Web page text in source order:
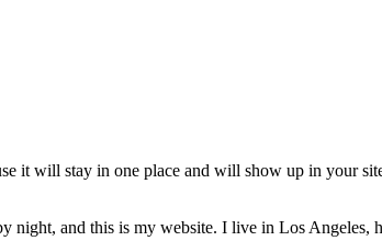
it will stay in one place and will show up in your
night, and this is my website. I live in Los